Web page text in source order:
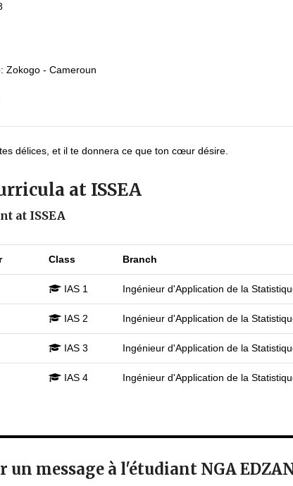
: Zokogo - Cameroun
délices, et il te donnera ce que ton cœur désire.
at ISSEA
at ISSEA
Class Branch
IAS 1 Ingénieur d'Application de la
IAS 2 Ingénieur d'Application de la
IAS 3 Ingénieur d'Application de la
IAS 4 Ingénieur d'Application de la
un message à l'étudiant NGA